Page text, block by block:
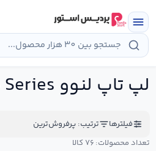
menu
لپ تاپ لنوو Legion Pro ۵ Series
فیلترها ترتیب: پرفروش‌ترین
تعداد محصولات: ۷۶ کالا